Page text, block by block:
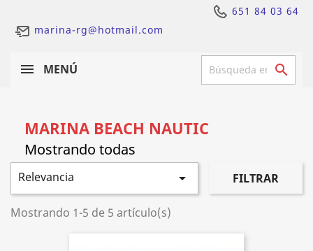
651 84 03 64
marina-rg@hotmail.com
MENÚ 
MARINA BEACH NAUTIC
Relevancia  FILTRAR
Mostrando 1-5 de 5 artículo(s)